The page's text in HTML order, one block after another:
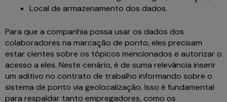
Local de armazenamento dos dados.
Para que a companhia possa usar os dados dos
colaboradores na marcação de ponto, eles precisam
estar cientes sobre os tópicos mencionados e autorizar o
acesso a eles. Neste cenário, é de suma relevância inserir
um aditivo no contrato de trabalho informando sobre o
sistema de ponto via geolocalização. Isso é fundamental
para respaldar tanto empregadores, como os